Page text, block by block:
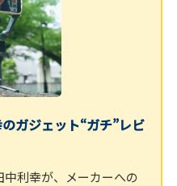
ガジェット“ガチ”レビ
利幸が、メーカーへの